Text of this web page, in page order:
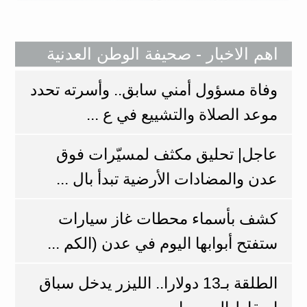
اهم الاخبار - صحيفة الوطن العدنية
وفاة مسؤول أمني سابق.. وأسرته تحدد
موعد الصلاة والتشييع في ع ...
عاجل| تحليق مكثف لمسيّرات فوق
عدن والمضادات الأرضية تبدأ بال ...
كشف بأسماء محطات غاز سيارات
ستفتح أبوابها اليوم في عدن (الكم ...
الطلقة بـ13 دولارا.. الليزر يدخل سباق